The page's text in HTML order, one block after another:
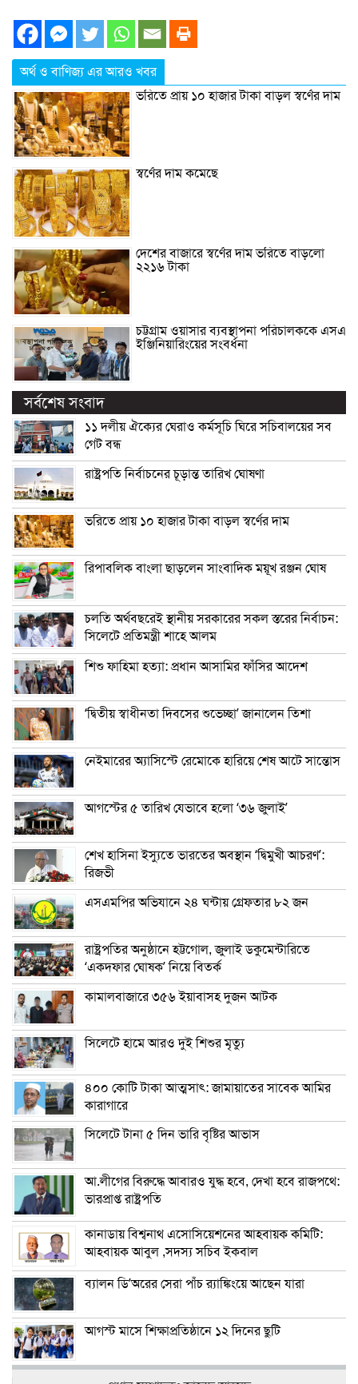
অর্থ ও বাণিজ্য এর আরও খবর
ভরিতে প্রায় ১০ হাজার টাকা বাড়ল স্বর্ণের দাম
স্বর্ণের দাম কমেছে
দেশের বাজারে স্বর্ণের দাম ভরিতে বাড়লো
২২১৬ টাকা
চট্টগ্রাম ওয়াসার ব্যবস্থাপনা পরিচালককে এসএ
ইঞ্জিনিয়ারিংয়ের সংবর্ধনা
সর্বশেষ সংবাদ
১১ দলীয় ঐক্যের ঘেরাও কর্মসূচি ঘিরে সচিবালয়ের সব
গেট বন্ধ
রাষ্ট্রপতি নির্বাচনের চূড়ান্ত তারিখ ঘোষণা
ভরিতে প্রায় ১০ হাজার টাকা বাড়ল স্বর্ণের দাম
রিপাবলিক বাংলা ছাড়লেন সাংবাদিক ময়ূখ রঞ্জন ঘোষ
চলতি অর্থবছরেই স্থানীয় সরকারের সকল স্তরের নির্বাচন:
সিলেটে প্রতিমন্ত্রী শাহে আলম
শিশু ফাহিমা হত্যা: প্রধান আসামির ফাঁসির আদেশ
‘দ্বিতীয় স্বাধীনতা দিবসের শুভেচ্ছা’ জানালেন তিশা
নেইমারের অ্যাসিস্টে রেমোকে হারিয়ে শেষ আটে সান্তোস
আগস্টের ৫ তারিখ যেভাবে হলো ‘৩৬ জুলাই’
শেখ হাসিনা ইস্যুতে ভারতের অবস্থান ‘দ্বিমুখী আচরণ’:
রিজভী
এসএমপির অভিযানে ২৪ ঘন্টায় গ্রেফতার ৮২ জন
রাষ্ট্রপতির অনুষ্ঠানে হট্টগোল, জুলাই ডকুমেন্টারিতে
‘একদফার ঘোষক’ নিয়ে বিতর্ক
কামালবাজারে ৩৫৬ ইয়াবাসহ দুজন আটক
সিলেটে হামে আরও দুই শিশুর মৃত্যু
৪০০ কোটি টাকা আত্মসাৎ: জামায়াতের সাবেক আমির
কারাগারে
সিলেটে টানা ৫ দিন ভারি বৃষ্টির আভাস
আ.লীগের বিরুদ্ধে আবারও যুদ্ধ হবে, দেখা হবে রাজপথে:
ভারপ্রাপ্ত রাষ্ট্রপতি
কানাডায় বিশ্বনাথ এসোসিয়েশনের আহবায়ক কমিটি:
আহবায়ক আবুল ,সদস্য সচিব ইকবাল
ব্যালন ডি’অরের সেরা পাঁচ র‌্যাঙ্কিংয়ে আছেন যারা
আগস্ট মাসে শিক্ষাপ্রতিষ্ঠানে ১২ দিনের ছুটি